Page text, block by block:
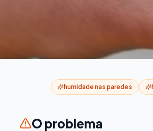
nas
e
humidade nas paredes
O problema